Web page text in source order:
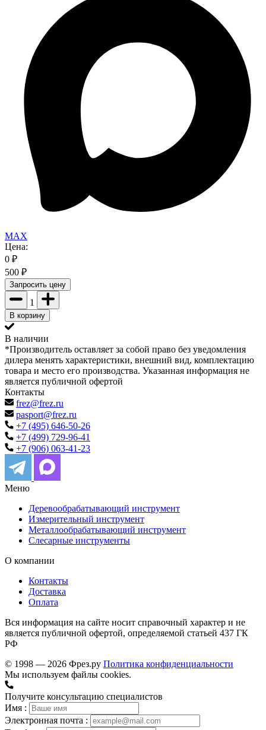
MAX
Цена:
0 ₽
500 ₽
Запросить цену
1
В корзину
В наличии
*Производитель оставляет за собой право без уведомления
дилера менять характеристики, внешний вид, комплектацию
товара и место его производства. Указанная информация не
является публичной офертой
Контакты
frez@frez.ru
pasport@frez.ru
+7 (495) 646-50-26
+7 (499) 729-96-41
+7 (906) 063-41-23
Меню
Деревообрабатывающий инструмент
Измерительный инструмент
Металлообрабатывающий инструмент
Слесарные инструменты
О компании
Контакты
Доставка
Оплата
Вся информация на сайте носит справочный характер и не
является публичной офертой, определяемой статьей 437 ГК
РФ
© 1998 — 2026 Фрез.ру Политика конфиденциальности
Мы используем файлы cookies.
Получите консультацию специалистов
Имя :
Электронная почта :